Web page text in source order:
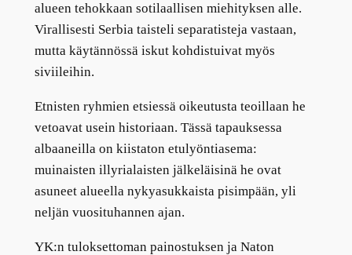
alueen tehokkaan sotilaallisen miehityksen alle.
Virallisesti Serbia taisteli separatisteja vastaan,
mutta käytännössä iskut kohdistuivat myös
siviileihin.
Etnisten ryhmien etsiessä oikeutusta teoillaan he
vetoavat usein historiaan. Tässä tapauksessa
albaaneilla on kiistaton etulyöntiasema:
muinaisten illyrialaisten jälkeläisinä he ovat
asuneet alueella nykyasukkaista pisimpään, yli
neljän vuosituhannen ajan.
YK:n tuloksettoman painostuksen ja Naton